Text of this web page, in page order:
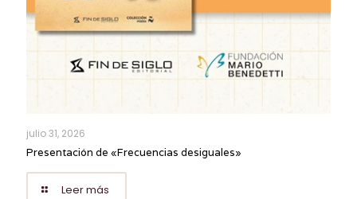
julio 31, 2026
Presentación de «Frecuencias desiguales»
Leer más